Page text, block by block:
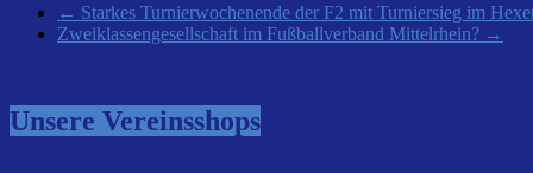
← Starkes Turnierwochenende der F2 mit Turniersieg im
Zweiklassengesellschaft im Fußballverband Mittelrhein? →
Unsere Vereinsshops